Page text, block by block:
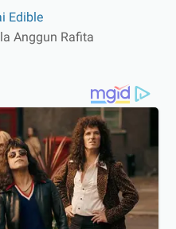
Edible
Anggun Rafita